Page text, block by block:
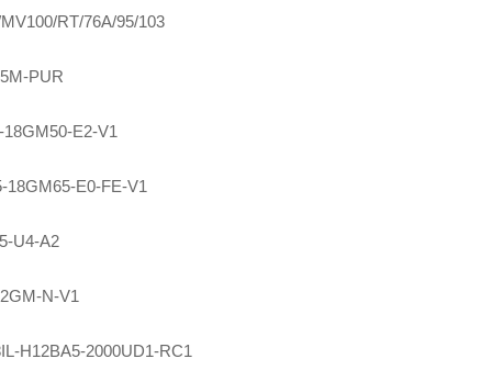
RT/76A/95/103
PUR
E2-V1
18GM65-E0-FE-V1
U4-A2
N-V1
H12BA5-2000UD1-RC1